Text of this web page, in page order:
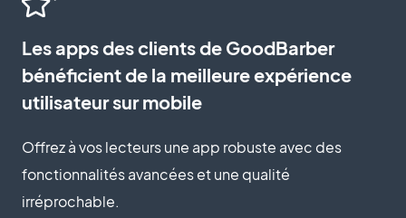
Les apps des clients de GoodBarber
bénéficient de la meilleure expérience
utilisateur sur mobile
Offrez à vos lecteurs une app robuste avec des
fonctionnalités avancées et une qualité
irréprochable.